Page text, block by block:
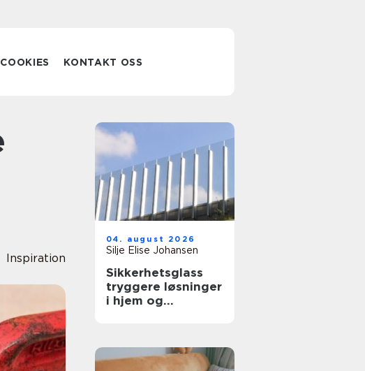
COOKIES KONTAKT OSS
Inspiration
04. august 2026
Silje Elise Johansen
Sikkerhetsglass
tryggere løsninger
i hjem og